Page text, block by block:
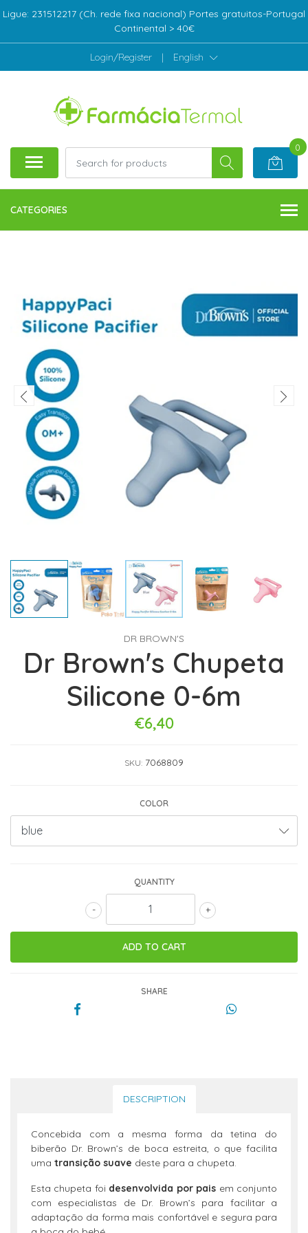
Ligue: 231512217 (Ch. rede fixa nacional) Portes gratuitos-Portugal
Continental > 40€
Login/Register | English
0
CATEGORIES
DR BROWN'S
Dr Brown's Chupeta
Silicone 0-6m
€6,40
SKU: 7068809
COLOR
QUANTITY
+
-
SHARE
DESCRIPTION
Concebida com a mesma forma da tetina do
biberão Dr. Brown’s de boca estreita, o que facilita
uma transição suave deste para a chupeta.
Esta chupeta foi desenvolvida por pais em conjunto
com especialistas de Dr. Brown’s para facilitar a
adaptação da forma mais confortável e segura para